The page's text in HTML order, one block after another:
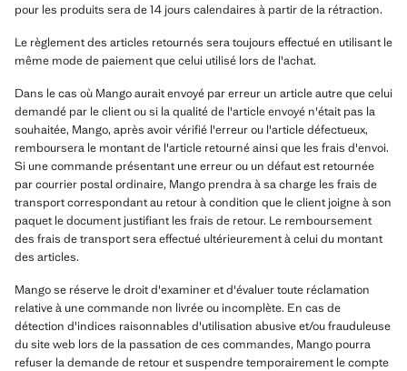
pour les produits sera de 14 jours calendaires à partir de la rétraction.
Le règlement des articles retournés sera toujours effectué en utilisant le
même mode de paiement que celui utilisé lors de l'achat.
Dans le cas où Mango aurait envoyé par erreur un article autre que celui
demandé par le client ou si la qualité de l'article envoyé n'était pas la
souhaitée, Mango, après avoir vérifié l'erreur ou l'article défectueux,
remboursera le montant de l'article retourné ainsi que les frais d'envoi.
Si une commande présentant une erreur ou un défaut est retournée
par courrier postal ordinaire, Mango prendra à sa charge les frais de
transport correspondant au retour à condition que le client joigne à son
paquet le document justifiant les frais de retour. Le remboursement
des frais de transport sera effectué ultérieurement à celui du montant
des articles.
Mango se réserve le droit d'examiner et d'évaluer toute réclamation
relative à une commande non livrée ou incomplète. En cas de
détection d'indices raisonnables d'utilisation abusive et/ou frauduleuse
du site web lors de la passation de ces commandes, Mango pourra
refuser la demande de retour et suspendre temporairement le compte